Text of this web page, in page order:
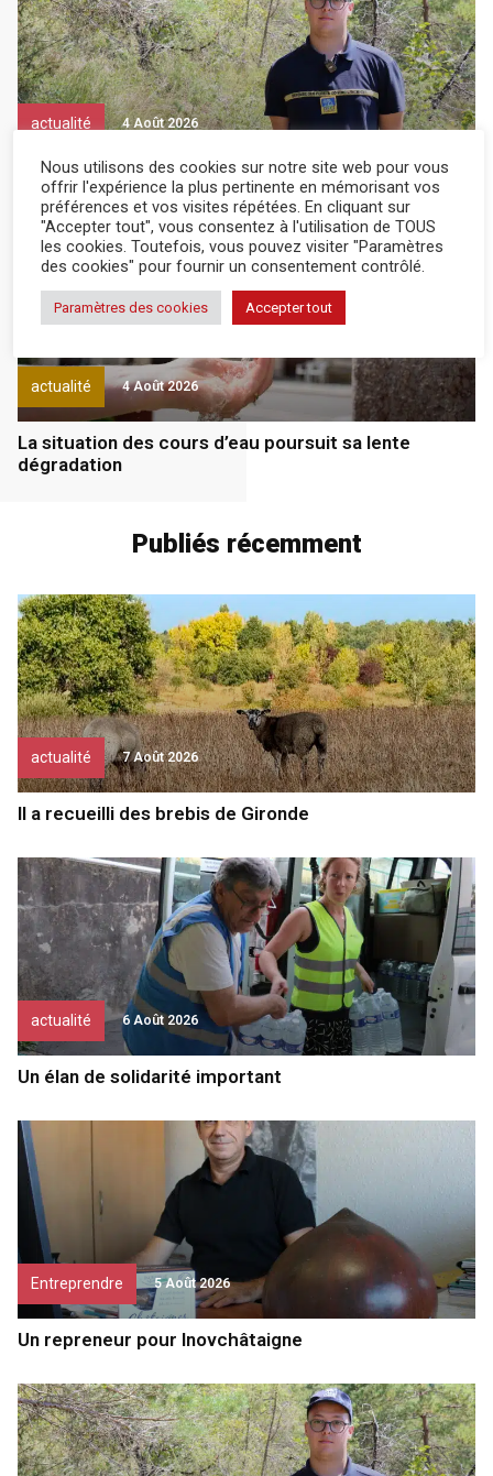
actualité 4 Août 2026
Les vigies de nos forêts
actualité
Abonnés
4 Août 2026
La situation des cours d’eau poursuit sa lente
dégradation
Publiés récemment
actualité 7 Août 2026
Il a recueilli des brebis de Gironde
actualité 6 Août 2026
Un élan de solidarité important
Entreprendre 5 Août 2026
Un repreneur pour Inovchâtaigne
Nous utilisons des cookies sur notre site web pour vous
offrir l'expérience la plus pertinente en mémorisant vos
préférences et vos visites répétées. En cliquant sur
"Accepter tout", vous consentez à l'utilisation de TOUS
les cookies. Toutefois, vous pouvez visiter "Paramètres
des cookies" pour fournir un consentement contrôlé.
Paramètres des cookies Accepter tout